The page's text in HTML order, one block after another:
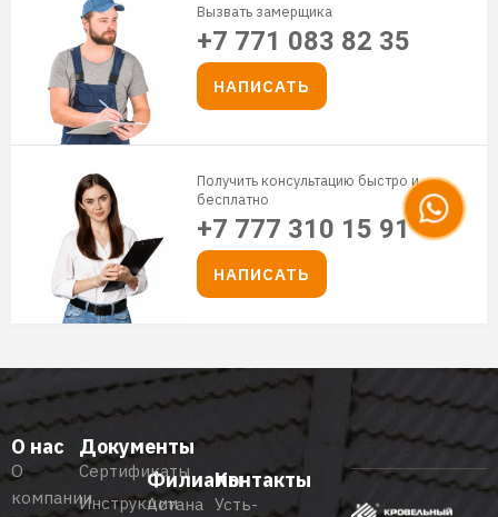
Вызвать замерщика
+7 771 083 82 35
НАПИСАТЬ
Получить консультацию быстро и
бесплатно
+7 777 310 15 91
НАПИСАТЬ
О нас
О
компании
Документы
Сертификаты
Инструкции
Филиалы
Астана
Контакты
Усть-